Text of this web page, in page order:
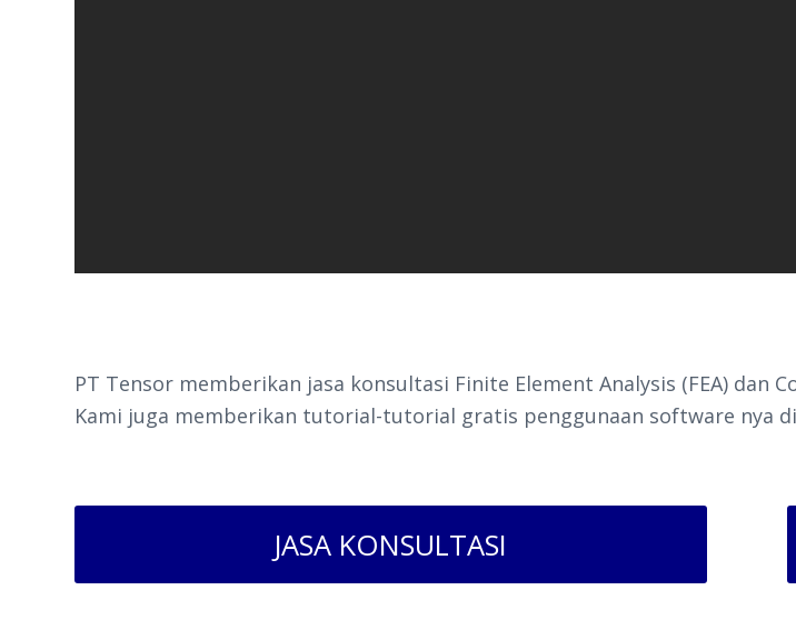
PT Tensor memberikan jasa konsultasi Finite Element Analysis (FEA) dan
Kami juga memberikan tutorial-tutorial gratis penggunaan software nya
JASA KONSULTASI